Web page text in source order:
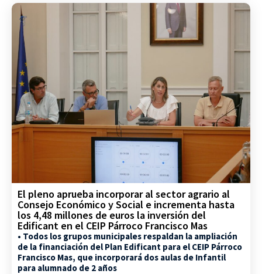
El pleno aprueba incorporar al sector agrario al
Consejo Económico y Social e incrementa hasta
los 4,48 millones de euros la inversión del
Edificant en el CEIP Párroco Francisco Mas
• Todos los grupos municipales respaldan la ampliación
de la financiación del Plan Edificant para el CEIP Párroco
Francisco Mas, que incorporará dos aulas de Infantil
para alumnado de 2 años